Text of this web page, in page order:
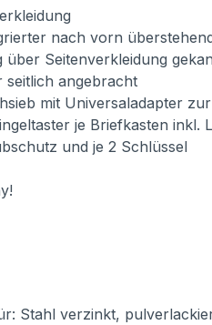
nach vorn
über Seitenverkleidung
seitlich angebracht
mit Universaladapter
je Briefkasten inkl.
und je 2 Schlüssel
Stahl verzinkt,